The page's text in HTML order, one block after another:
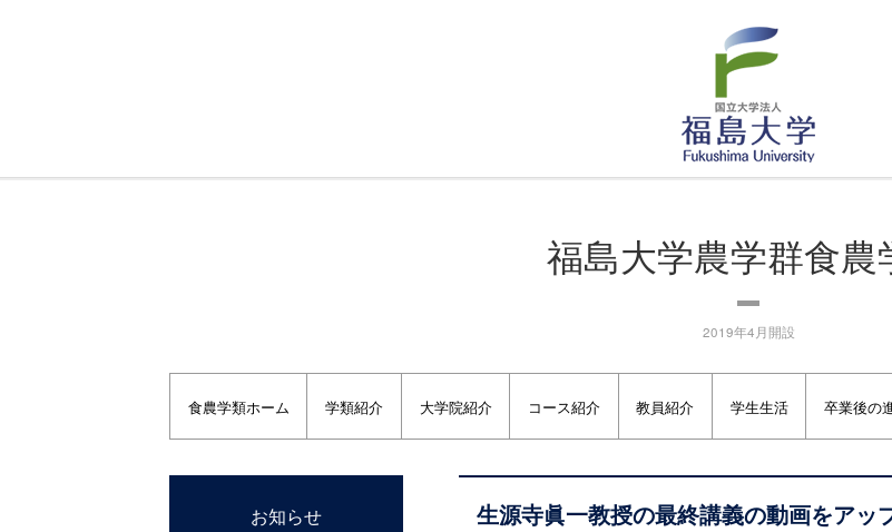
生源寺眞一教授の最終講義の動画をアップしました。
福島大学農学群食農
2019年4月開設
食農学類ホーム 学類紹介 大学院紹介 コース紹介 教員紹介 学生生活 卒業後の
生源寺眞一教授の最終講義の動画をアッ
お知らせ